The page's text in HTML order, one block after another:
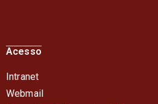
Acesso
Intranet
Webmail